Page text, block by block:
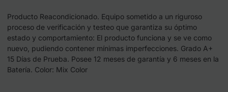
Producto Reacondicionado. Equipo sometido a un riguroso
proceso de verificación y testeo que garantiza su óptimo
estado y comportamiento: El producto funciona y se ve como
nuevo, pudiendo contener mínimas imperfecciones. Grado A+
15 Días de Prueba. Posee 12 meses de garantía y 6 meses en la
Batería. Color: Mix Color